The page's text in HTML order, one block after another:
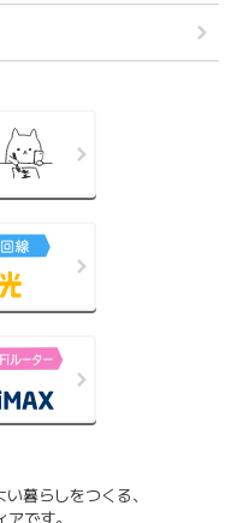
暮らしをつくる、
です。